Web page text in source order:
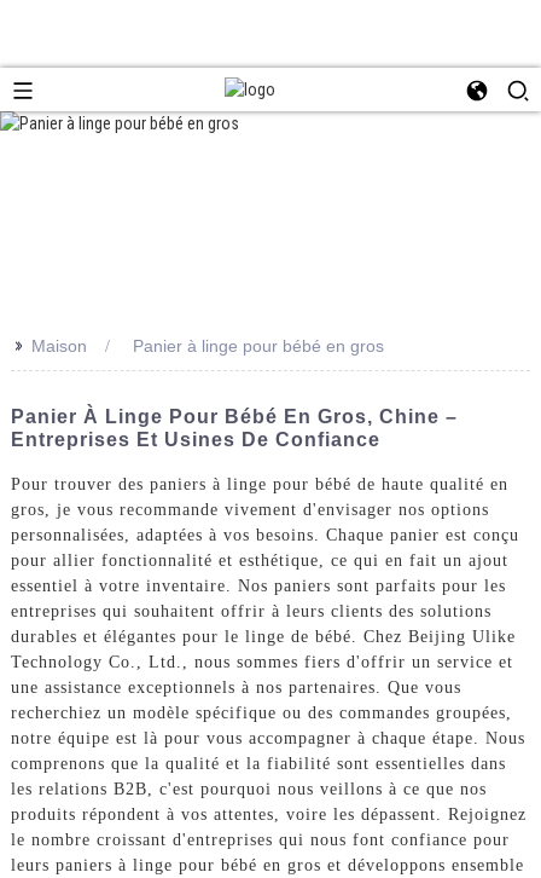
>> Maison Panier à linge pour bébé en gros
Panier À Linge Pour Bébé En Gros, Chine –
Entreprises Et Usines De Confiance
Pour trouver des paniers à linge pour bébé de haute qualité en
gros, je vous recommande vivement d'envisager nos options
personnalisées, adaptées à vos besoins. Chaque panier est conçu
pour allier fonctionnalité et esthétique, ce qui en fait un ajout
essentiel à votre inventaire. Nos paniers sont parfaits pour les
entreprises qui souhaitent offrir à leurs clients des solutions
durables et élégantes pour le linge de bébé. Chez Beijing Ulike
Technology Co., Ltd., nous sommes fiers d'offrir un service et
une assistance exceptionnels à nos partenaires. Que vous
recherchiez un modèle spécifique ou des commandes groupées,
notre équipe est là pour vous accompagner à chaque étape. Nous
comprenons que la qualité et la fiabilité sont essentielles dans
les relations B2B, c'est pourquoi nous veillons à ce que nos
produits répondent à vos attentes, voire les dépassent. Rejoignez
le nombre croissant d'entreprises qui nous font confiance pour
leurs paniers à linge pour bébé en gros et développons ensemble